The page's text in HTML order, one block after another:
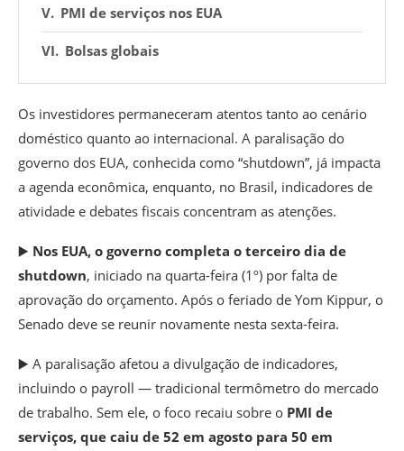
PMI de serviços nos EUA
Bolsas globais
Os investidores permaneceram atentos tanto ao cenário
doméstico quanto ao internacional. A paralisação do
governo dos EUA, conhecida como “shutdown”, já impacta
a agenda econômica, enquanto, no Brasil, indicadores de
atividade e debates fiscais concentram as atenções.
▶️ Nos EUA, o governo completa o terceiro dia de
shutdown, iniciado na quarta-feira (1º) por falta de
aprovação do orçamento. Após o feriado de Yom Kippur, o
Senado deve se reunir novamente nesta sexta-feira.
▶️ A paralisação afetou a divulgação de indicadores,
incluindo o payroll — tradicional termômetro do mercado
de trabalho. Sem ele, o foco recaiu sobre o PMI de
serviços, que caiu de 52 em agosto para 50 em